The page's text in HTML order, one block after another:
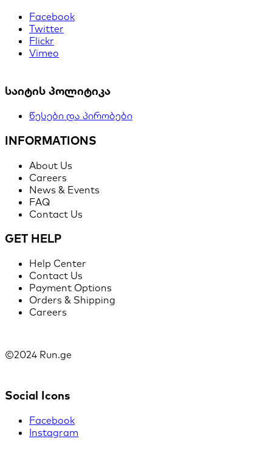
Facebook
Twitter
Flickr
Vimeo
საიტის პოლიტიკა
წესები და პირობები
INFORMATIONS
About Us
Careers
News & Events
FAQ
Contact Us
GET HELP
Help Center
Contact Us
Payment Options
Orders & Shipping
Careers
©2024 Run.ge
Social Icons
Facebook
Instagram